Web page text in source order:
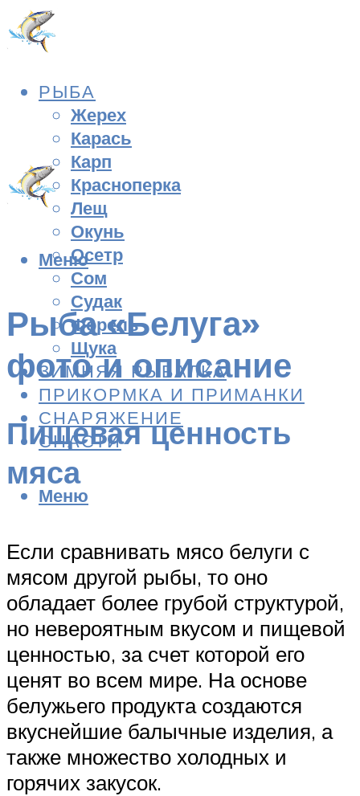
РЫБА
Жерех
Карась
Карп
Красноперка
Лещ
Окунь
Осетр
Сом
Судак
Форель
Щука
ЗИМНЯЯ РЫБАЛКА
ПРИКОРМКА И ПРИМАНКИ
СНАРЯЖЕНИЕ
СНАСТИ
Меню
Меню
Рыба «Белуга»
фото и описание
Пищевая ценность
мяса
Если сравнивать мясо белуги с
мясом другой рыбы, то оно
обладает более грубой структурой,
но невероятным вкусом и пищевой
ценностью, за счет которой его
ценят во всем мире. На основе
белужьего продукта создаются
вкуснейшие балычные изделия, а
также множество холодных и
горячих закусок.